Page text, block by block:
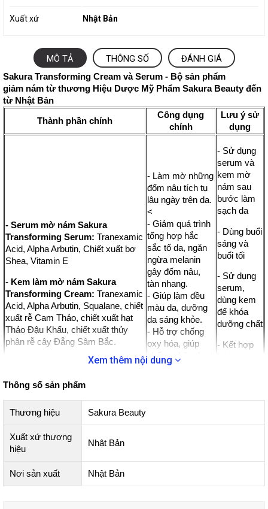
Xuất xứ Nhật Bản
MÔ TẢ THÔNG SỐ ĐÁNH GIÁ
Sakura Transforming Cream và Serum - Bộ sản phẩm
giảm nám từ thương Hiệu Dược Mỹ Phẩm Sakura Beauty đến
từ Nhật Bản
Thành phần chính
Công dụng
chính
Lưu ý sử
dụng
- Serum mờ nám Sakura
Transforming Serum: Tranexamic
Acid, Alpha Arbutin, Chiết xuất bơ
Shea, Vitamin E
- Kem làm mờ nám Sakura
Transforming Cream: Tranexamic
Acid, Alpha Arbutin, Squalane, chiết
xuất rễ Cam Thảo, chiết xuất hạt
Thảo Đậu Khấu, chiết xuất thủy
phân rễ cây Đẳng Sâm Bắc.
- Làm mờ những
đốm nâu tích tụ
lâu ngày trên da.
<
- Giảm quá trình
tổng hợp hắc
sắc tố da, ngăn
ngừa melanin
gây đốm nâu,
tàn nhang.
- Giúp làm đều
màu da, dưỡng
da sáng khỏe.
- Hỗ trợ chống
oxy hóa, giúp
chống nhăn da,
hỗ trợ làm giảm
- Sử dụng
serum và
kem mờ
nám sau
bước làm
sạch da
- Dùng buổi
sáng và
buổi tối
- Sử dụng
serum,
dùng kem
để khóa
dưỡng chất
- Kết hợp
Làm giảm sạm nám tàn nhang mang lại một làn da tươi trẻ,
khỏe mạnh là điều mà các chị em phụ nữ luôn mong ước.
Thông thường trong các sản phẩm làm mờ nám da chỉ có
Tranexamic Acid hoặc Alpha Arbutin. Nhưng để đáp ứng cải
Xem thêm nội dung
Thông số sản phẩm
Thương hiệu Sakura Beauty
Xuất xứ thương
hiệu
Nhật Bản
Nơi sản xuất Nhật Bản